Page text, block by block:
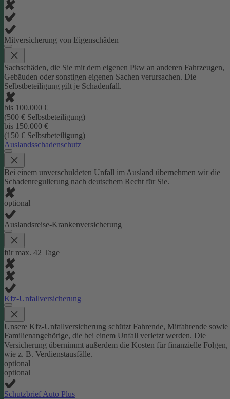
Mitversicherung von Eigenschäden
Sachschäden, die Sie mit dem eigenen Pkw an anderen Fahrzeugen,
Gebäuden oder sonstigen eigenen Sachen verursachen. Die
Selbstbeteiligung gilt je Schadenfall.
bis 100.000 €
(500 € Selbstbeteiligung)
bis 150.000 €
(150 € Selbstbeteiligung)
Auslandsschadenschutz
Bei einem unverschuldeten Unfall im Ausland übernehmen wir die
Schadenregulierung nach deutschem Recht für Sie.
optional
Auslandsreise-Krankenversicherung
für max. 42 Tage
Kfz-Unfallversicherung
Unsere Kfz-Unfallversicherung schützt Fahrende, Mitfahrende sowie
Familienangehörige, die bei einem Unfall verletzt werden. Die
Versicherung übernimmt außerdem die Kosten für finanzielle Folgen,
wie z. B. Verdienstausfälle.
optional
optional
Schutzbrief Auto Plus